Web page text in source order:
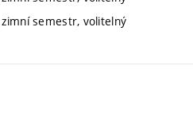
semestr, volitelný